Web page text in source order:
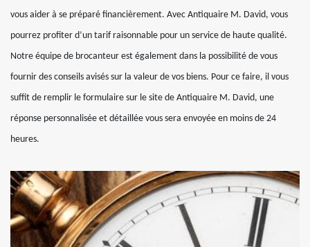
vous aider à se préparé financièrement. Avec Antiquaire M. David, vous
pourrez profiter d’un tarif raisonnable pour un service de haute qualité.
Notre équipe de brocanteur est également dans la possibilité de vous
fournir des conseils avisés sur la valeur de vos biens. Pour ce faire, il vous
suffit de remplir le formulaire sur le site de Antiquaire M. David, une
réponse personnalisée et détaillée vous sera envoyée en moins de 24
heures.